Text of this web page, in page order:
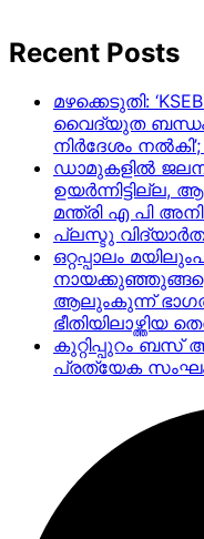
Recent Posts
മഴക്കെടുതി:
വൈദ്യുത ബന്ധം
നിർ​ദേശം
ഡാമുകളില്‍
ഉയര്‍ന്നിട്ടില്ല,
മന്ത്രി എ പി
പ്ലസ്ടു
ഒറ്റപ്പാലം
ആലുംകുന്ന്
കുറ്റിപ്പുറം
പ്രത്യേക